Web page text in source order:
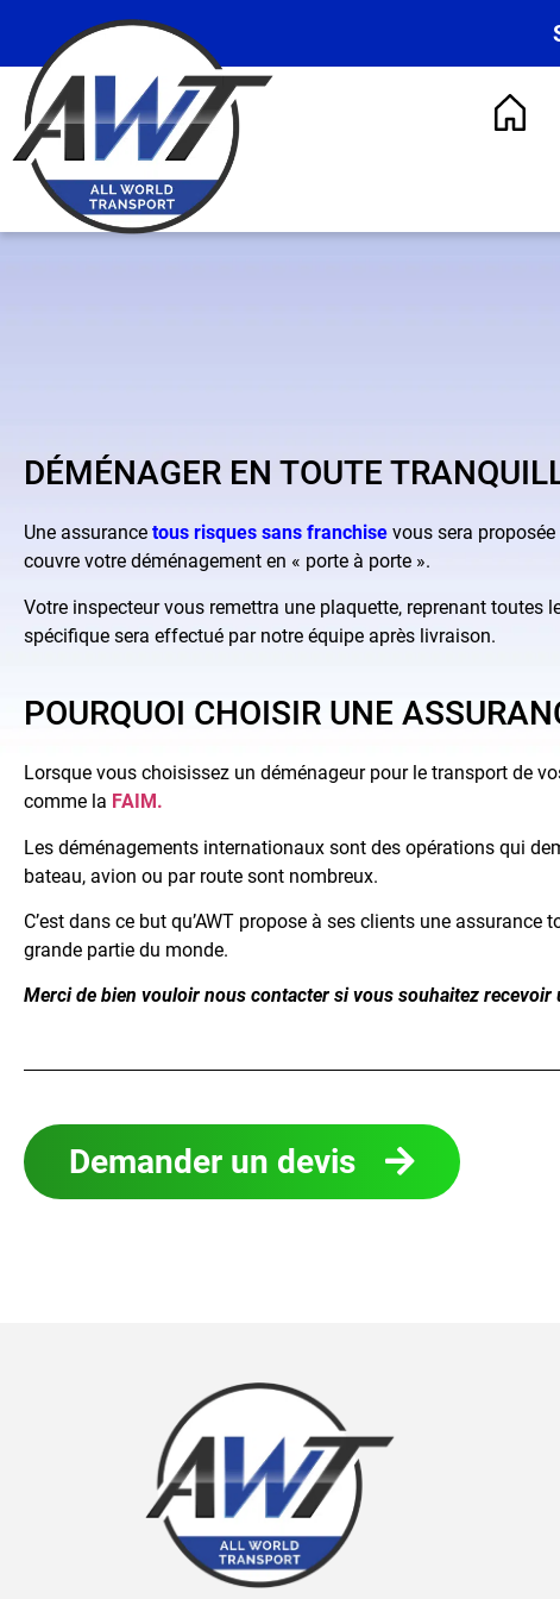
DÉMÉNAGER EN TOUTE
Une assurance tous risques sans franchise vous sera
couvre votre déménagement en « porte à porte ».
Votre inspecteur vous remettra une plaquette, reprenant
spécifique sera effectué par notre équipe après livraison.
POURQUOI CHOISIR UNE
Lorsque vous choisissez un déménageur pour le transport de
comme la FAIM.
Les déménagements internationaux sont des opérations qui
bateau, avion ou par route sont nombreux.
C’est dans ce but qu’AWT propose à ses clients une
grande partie du monde.
Merci de bien vouloir nous contacter si vous souhaitez recevoir
Demander un devis